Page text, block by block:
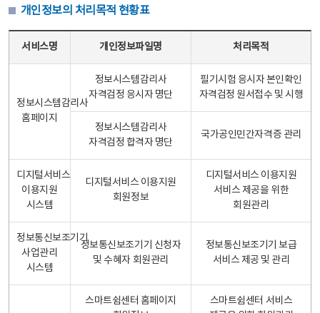
개인정보의 처리목적 현황표
서비스명 개인정보파일명 처리목적
정보시스템감리사
홈페이지
정보시스템감리사
자격검정 응시자 명단
필기시험 응시자 본인확인
자격검정 원서접수 및 시행
정보시스템감리사
자격검정 합격자 명단
국가공인민간자격증 관리
디지털서비스
이용지원
시스템
디지털서비스 이용지원
회원정보
디지털서비스 이용지원
서비스 제공을 위한
회원관리
정보통신보조기기
사업관리
시스템
정보통신보조기기 신청자
및 수혜자 회원관리
정보통신보조기기 보급
서비스 제공 및 관리
스마트쉼센터 홈페이지
스마트쉼센터 서비스